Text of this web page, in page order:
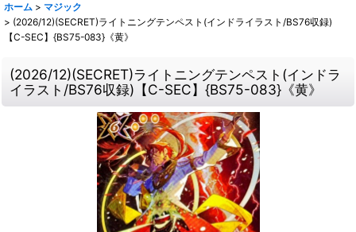
ホーム > マジック
> (2026/12)(SECRET)ライトニングテンペスト(インドライラスト/BS76収録)
【C-SEC】{BS75-083}《黄》
(2026/12)(SECRET)ライトニングテンペスト(インドラ
イラスト/BS76収録)【C-SEC】{BS75-083}《黄》